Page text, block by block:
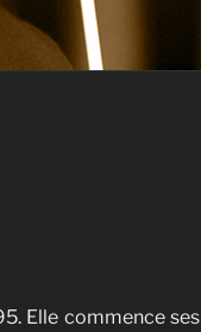
Elle commence ses